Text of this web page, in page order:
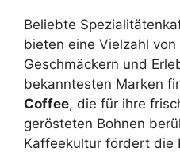
Beliebte
bieten eine Vielzahl
Geschmäckern und
bekanntesten Marken
Coffee, die für ihre
gerösteten Bohnen
Kaffeekultur fördert die